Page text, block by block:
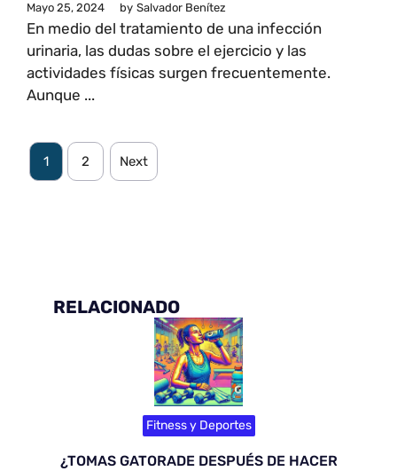
Mayo 25, 2024 by Salvador Benítez
En medio del tratamiento de una infección
urinaria, las dudas sobre el ejercicio y las
actividades físicas surgen frecuentemente.
Aunque ...
1 2 Next
RELACIONADO
Fitness y Deportes
¿TOMAS GATORADE DESPUÉS DE HACER